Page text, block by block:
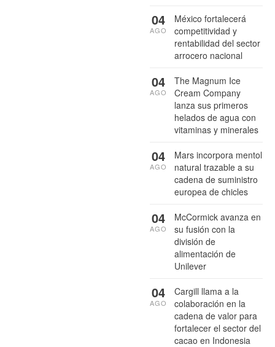
México fortalecerá
competitividad y
rentabilidad del sector
arrocero nacional
04
AGO
The Magnum Ice
Cream Company
lanza sus primeros
helados de agua con
vitaminas y minerales
04
AGO
Mars incorpora mentol
natural trazable a su
cadena de suministro
europea de chicles
04
AGO
McCormick avanza en
su fusión con la
división de
alimentación de
Unilever
04
AGO
Cargill llama a la
colaboración en la
cadena de valor para
fortalecer el sector del
cacao en Indonesia
04
AGO